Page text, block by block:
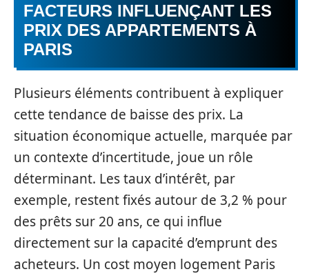
FACTEURS INFLUENÇANT LES
PRIX DES APPARTEMENTS À
PARIS
Plusieurs éléments contribuent à expliquer
cette tendance de baisse des prix. La
situation économique actuelle, marquée par
un contexte d’incertitude, joue un rôle
déterminant. Les taux d’intérêt, par
exemple, restent fixés autour de 3,2 % pour
des prêts sur 20 ans, ce qui influe
directement sur la capacité d’emprunt des
acheteurs. Un cost moyen logement Paris